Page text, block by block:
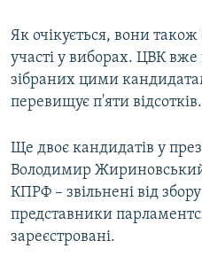
Як очікується, вони
участі у виборах. ЦВК вже
зібраних цими
перевищує п'яти відсотків.
Ще двоє кандидатів у
Володимир Жириновський
КПРФ – звільнені від
представники
зареєстровані.